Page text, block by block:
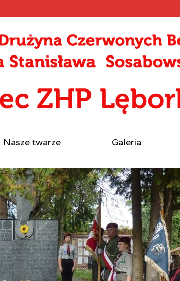
Nasze twarze Galeria